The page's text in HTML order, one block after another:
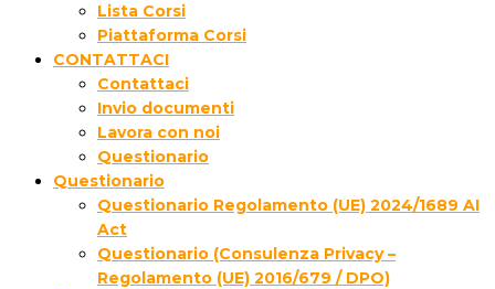
Lista Corsi
Piattaforma Corsi
CONTATTACI
Contattaci
Invio documenti
Lavora con noi
Questionario
Questionario
Questionario Regolamento (UE) 2024/1689 AI
Act
Questionario (Consulenza Privacy –
Regolamento (UE) 2016/679 / DPO)